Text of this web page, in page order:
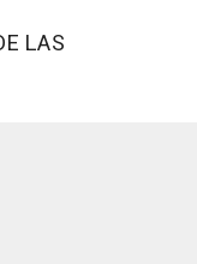
LAS